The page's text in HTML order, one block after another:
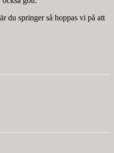
du springer så hoppas vi på att